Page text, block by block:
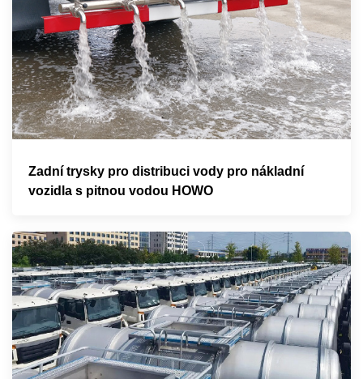
Zadní trysky pro distribuci vody pro nákladní
vozidla s pitnou vodou HOWO